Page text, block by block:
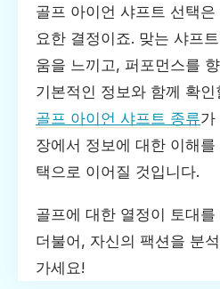
골프 아이언 샤프트 선택
요한 결정이죠. 맞는 샤프
움을 느끼고, 퍼포먼스를
기본적인 정보와 함께 확
골프 아이언 샤프트 종류가
장에서 정보에 대한 이해
택으로 이어질 것입니다.
골프에 대한 열정이 토대
더불어, 자신의 팩션을 분
가세요!